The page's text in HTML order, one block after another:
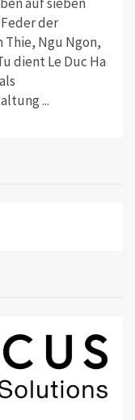
der
Thie, Ngu Ngon,
dient Le Duc Ha
...